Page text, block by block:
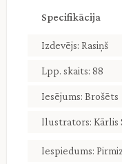
Specifikācija
Izdevējs: Rasiņš
Lpp. skaits: 88
Iesējums: Brošēts
Ilustrators: Kārlis
Iespiedums: